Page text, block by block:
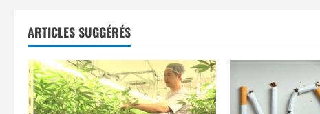
g
a
t
ARTICLES SUGGÉRÉS